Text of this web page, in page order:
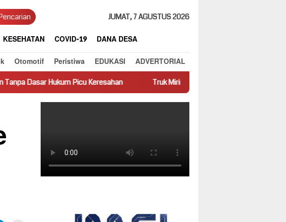
JUMAT, 7 AGUSTUS 2026
KESEHATAN COVID-19
DANA DESA
Otomotif Peristiwa EDUKASI ADVERTORIAL
Keresahan Truk Miring Hambat Arus Lalu Lintas di Jalan Panti–Simpang